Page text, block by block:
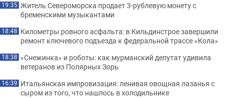
19:35 Житель Североморска продает 3-рублевую монету с
бременскими музыкантами
18:48 Километры ровного асфальта: в Кильдинстрое завершили
ремонт ключевого подъезда к федеральной трассе «Кола»
18:38 «Снежинка» и роботы: как мурманский депутат удивила
ветеранов из Полярных Зорь
16:39 Итальянская импровизация: ленивая овощная лазанья с
сыром из того, что нашлось в холодильнике